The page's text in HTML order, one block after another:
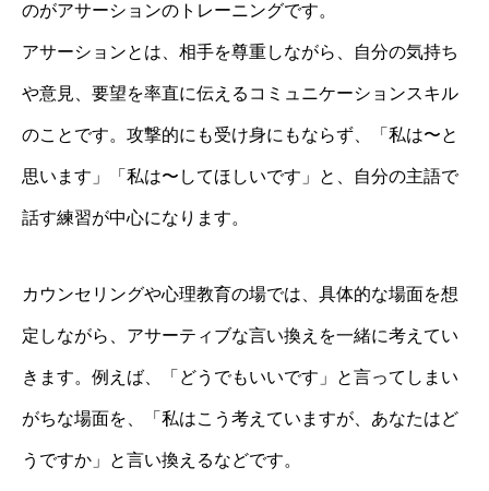
のがアサーションのトレーニングです。
アサーションとは、相手を尊重しながら、自分の気持ち
や意見、要望を率直に伝えるコミュニケーションスキル
のことです。攻撃的にも受け身にもならず、「私は〜と
思います」「私は〜してほしいです」と、自分の主語で
話す練習が中心になります。
カウンセリングや心理教育の場では、具体的な場面を想
定しながら、アサーティブな言い換えを一緒に考えてい
きます。例えば、「どうでもいいです」と言ってしまい
がちな場面を、「私はこう考えていますが、あなたはど
うですか」と言い換えるなどです。